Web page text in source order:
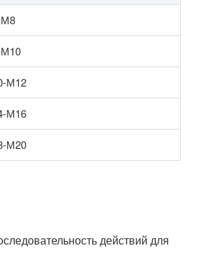
М12
М16
М20
действий для